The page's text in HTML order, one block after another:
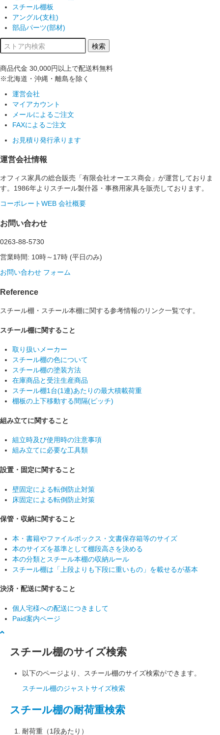
スチール棚板
アングル(支柱)
部品パーツ(部材)
商品代金 30,000円以上で配送料無料
※北海道・沖縄・離島を除く
運営会社
マイアカウント
メールによるご注文
FAXによるご注文
お見積り発行承ります
運営会社情報
オフィス家具の総合販売「有限会社オーエス商会」が運営しておりま
す。1986年よりスチール製什器・事務用家具を販売しております。
コーポレートWEB 会社概要
お問い合わせ
0263-88-5730
営業時間: 10時～17時 (平日のみ)
お問い合わせ フォーム
Reference
スチール棚・スチール本棚に関する参考情報のリンク一覧です。
スチール棚に関すること
取り扱いメーカー
スチール棚の色について
スチール棚の塗装方法
在庫商品と受注生産商品
スチール棚1台(1連)あたりの最大積載荷重
棚板の上下移動する間隔(ピッチ)
組み立てに関すること
組立時及び使用時の注意事項
組み立てに必要な工具類
設置・固定に関すること
壁固定による転倒防止対策
床固定による転倒防止対策
保管・収納に関すること
本・書籍やファイルボックス・文書保存箱等のサイズ
本のサイズを基準として棚段高さを決める
本の分類とスチール本棚の収納ルール
スチール棚は「上段よりも下段に重いもの」を載せるが基本
決済・配送に関すること
個人宅様への配送につきまして
Paid案内ページ
スチール棚のサイズ検索
以下のページより、スチール棚のサイズ検索ができます。
スチール棚のジャストサイズ検索
スチール棚の耐荷重検索
耐荷重（1段あたり）